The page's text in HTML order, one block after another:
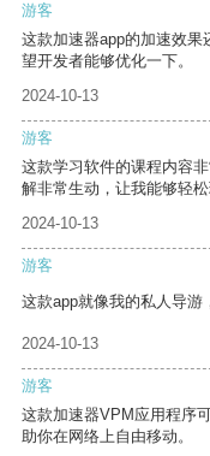
游客
这款加速器app的加速效
望开发者能够优化一下。
2024-10-13
游客
这款学习软件的课程内容
解非常生动，让我能够轻松
2024-10-13
游客
这款app就像我的私人导游
2024-10-13
游客
这款加速器VPM应用程序
助你在网络上自由移动。